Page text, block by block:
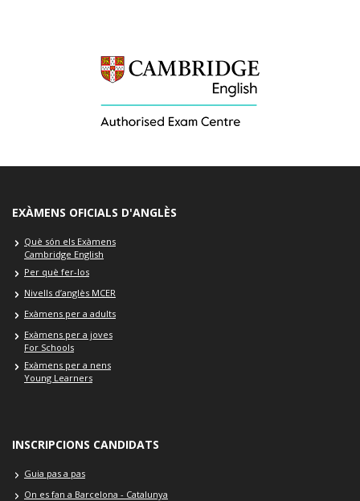
EXÀMENS OFICIALS D'ANGLÈS
Què són els Exàmens
Cambridge English
Per què fer-los
Nivells d’anglès MCER
Exàmens per a adults
Exàmens per a joves
For Schools
Exàmens per a nens
Young Learners
INSCRIPCIONS CANDIDATS
Guia pas a pas
On es fan a Barcelona - Catalunya